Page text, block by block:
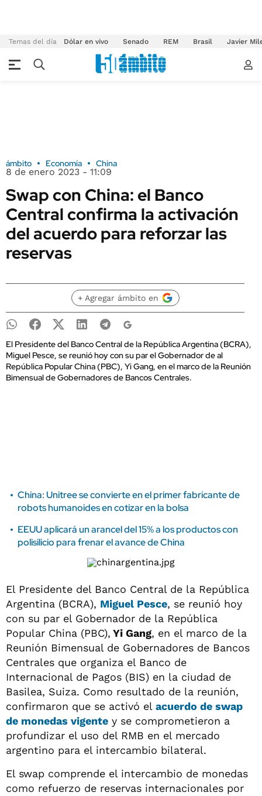
Temas del día Dólar en vivo Senado REM Brasil Javier
ámbito Economía China
8 de enero 2023 - 11:09
Swap con China: el Banco
Central confirma la activación
del acuerdo para reforzar las
reservas
+ Agregar ámbito en
El Presidente del Banco Central de la República Argentina (BCRA),
Miguel Pesce, se reunió hoy con su par el Gobernador de al
República Popular China (PBC), Yi Gang, en el marco de la Reunión
Bimensual de Gobernadores de Bancos Centrales.
China: Unitree se convierte en el primer fabricante de
robots humanoides en cotizar en la bolsa
EEUU aplicará un arancel del 15% a los productos con
polisilicio para frenar el avance de China
El Presidente del Banco Central de la República
Argentina (BCRA), Miguel Pesce, se reunió hoy
con su par el Gobernador de la República
Popular China (PBC), Yi Gang, en el marco de la
Reunión Bimensual de Gobernadores de Bancos
Centrales que organiza el Banco de
Internacional de Pagos (BIS) en la ciudad de
Basilea, Suiza. Como resultado de la reunión,
confirmaron que se activó el acuerdo de swap
de monedas vigente y se comprometieron a
profundizar el uso del RMB en el mercado
argentino para el intercambio bilateral.
El swap comprende el intercambio de monedas
como refuerzo de reservas internacionales por